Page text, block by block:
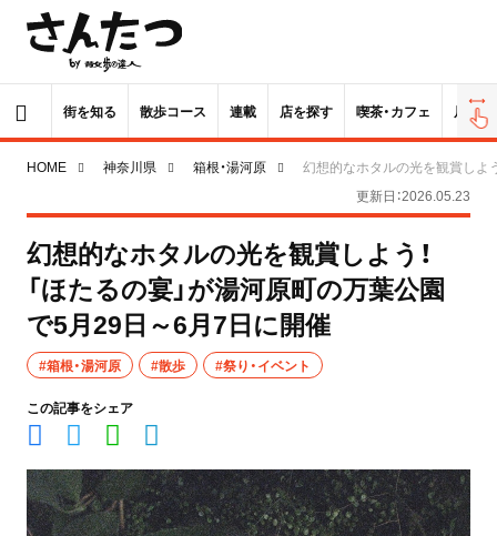
街を知る 散歩コース 連載 店を探す 喫茶・カフェ 居酒屋
HOME 神奈川県 箱根・湯河原
幻想的なホタルの光を観賞しよ
更新日：2026.05.23
幻想的なホタルの光を観賞しよう！
「ほたるの宴」が湯河原町の万葉公園
で5月29日～6月7日に開催
#箱根・湯河原 #散歩 #祭り・イベント
この記事をシェア